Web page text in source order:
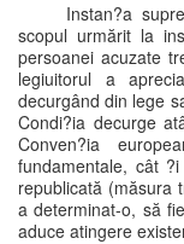
Instan?a
scopul urmărit la
persoanei acuzate
legiuitorul a
decurgând din lege
Condi?ia decurge
Conven?ia
fundamentale, cât
republicată (măsura
a determinat-o, să
aduce atingere